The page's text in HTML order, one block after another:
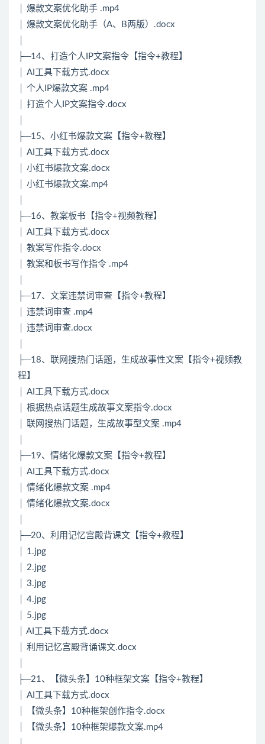
│ 爆款文案优化助手 .mp4
│ 爆款文案优化助手（A、B两版）.docx
├─14、打造个人IP文案指令【指令+教程】
│ AI工具下载方式.docx
│ 个人IP爆款文案 .mp4
│ 打造个人IP文案指令.docx
├─15、小红书爆款文案【指令+教程】
│ AI工具下载方式.docx
│ 小红书爆款文案.docx
│ 小红书爆款文案.mp4
├─16、教案板书【指令+视频教程】
│ AI工具下载方式.docx
│ 教案写作指令.docx
│ 教案和板书写作指令 .mp4
├─17、文案违禁词审查【指令+教程】
│ 违禁词审查 .mp4
│ 违禁词审查.docx
├─18、联网搜热门话题，生成故事性文案【指令+视频教
程】
│ AI工具下载方式.docx
│ 根据热点话题生成故事文案指令.docx
│ 联网搜热门话题，生成故事型文案 .mp4
├─19、情绪化爆款文案【指令+教程】
│ AI工具下载方式.docx
│ 情绪化爆款文案 .mp4
│ 情绪化爆款文案.docx
├─20、利用记忆宫殿背课文【指令+教程】
│ 1.jpg
│ 2.jpg
│ 3.jpg
│ 4.jpg
│ 5.jpg
│ AI工具下载方式.docx
│ 利用记忆宫殿背诵课文.docx
├─21、【微头条】10种框架文案【指令+教程】
│ AI工具下载方式.docx
│ 【微头条】10种框架创作指令.docx
│ 【微头条】10种框架爆款文案.mp4